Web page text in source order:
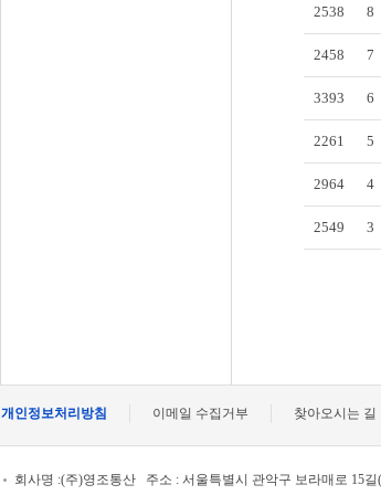
2538 8
2458 7
3393 6
2261 5
2964 4
2549 3
개인정보처리방침 이메일 수집거부 찾아오시는 길
회사명 :(주)영조통산 주소 : 서울특별시 관악구 보라매로 15